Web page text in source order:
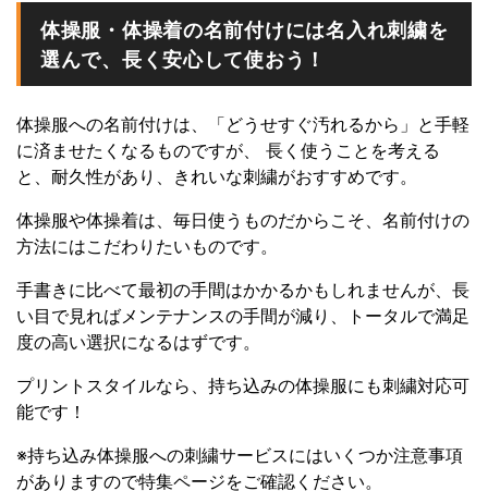
体操服・体操着の名前付けには名入れ刺繍を
選んで、長く安心して使おう！
体操服への名前付けは、「どうせすぐ汚れるから」と手軽
に済ませたくなるものですが、 長く使うことを考える
と、耐久性があり、きれいな刺繍がおすすめです。
体操服や体操着は、毎日使うものだからこそ、名前付けの
方法にはこだわりたいものです。
手書きに比べて最初の手間はかかるかもしれませんが、長
い目で見ればメンテナンスの手間が減り、トータルで満足
度の高い選択になるはずです。
プリントスタイルなら、持ち込みの体操服にも刺繍対応可
能です！
※持ち込み体操服への刺繍サービスにはいくつか注意事項
がありますので特集ページをご確認ください。